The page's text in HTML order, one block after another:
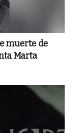
muerte de
Marta